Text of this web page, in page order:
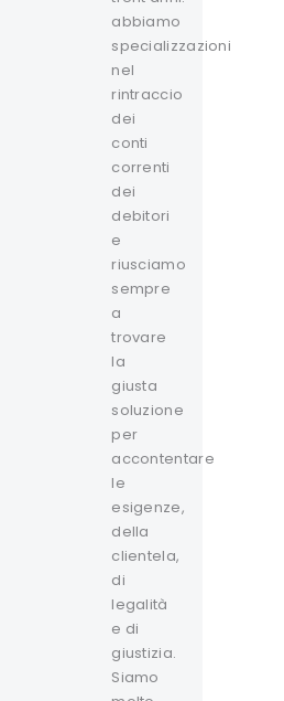
abbiamo
specializzazioni
nel
rintraccio
dei
conti
correnti
dei
debitori
e
riusciamo
sempre
a
trovare
la
giusta
soluzione
per
accontentare
le
esigenze,
della
clientela,
di
legalità
e di
giustizia.
Siamo